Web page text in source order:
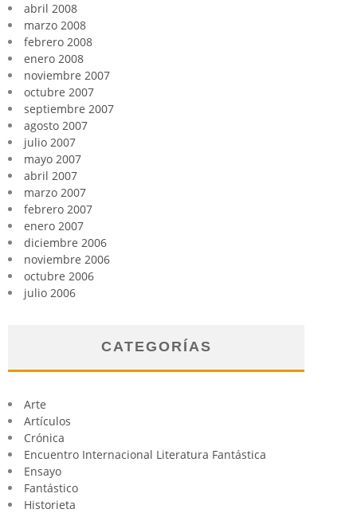
abril 2008
marzo 2008
febrero 2008
enero 2008
noviembre 2007
octubre 2007
septiembre 2007
agosto 2007
julio 2007
mayo 2007
abril 2007
marzo 2007
febrero 2007
enero 2007
diciembre 2006
noviembre 2006
octubre 2006
julio 2006
CATEGORÍAS
Arte
Artículos
Crónica
Encuentro Internacional Literatura Fantástica
Ensayo
Fantástico
Historieta